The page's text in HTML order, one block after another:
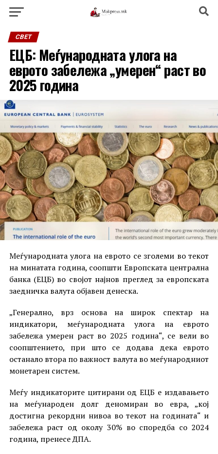
СВЕТ
ЕЦБ: Меѓународната улога на
еврото забележа „умерен“ раст во
2025 година
Меѓународната улога на еврото се зголеми во текот
на минатата година, соопшти Европската централна
банка (ЕЦБ) во својот најнов преглед за европската
заедничка валута објавен денеска.
„Генерално, врз основа на широк спектар на
индикатори, меѓународната улога на еврото
забележа умерен раст во 2025 година“, се вели во
соопштението, при што се додава дека еврото
останало втора по важност валута во меѓународниот
монетарен систем.
Меѓу индикаторите цитирани од ЕЦБ е издавањето
на меѓународен долг деномиран во евра, „кој
достигна рекордни нивоа во текот на годината“ и
забележа раст од околу 30% во споредба со 2024
година, пренесе ДПА.